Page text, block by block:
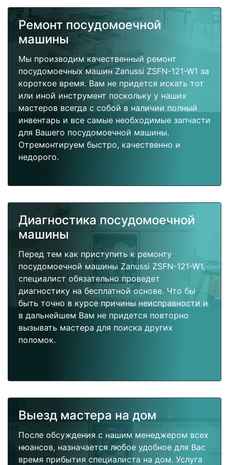
Ремонт посудомоечной
машины
Мы производим качественный ремонт
посудомоечных машин Zanussi ZSFN-121-W1 за
короткое время. Вам не придется искать тот
или иной инструмент поскольку у наших
мастеров всегда с собой в наличии полный
инвентарь и все самые необходимые запчасти
для Вашего посудомоечной машины.
Отремонтируем быстро, качественно и
недорого.
Диагностика посудомоечной
машины
Перед тем как приступить к ремонту
посудомоечной машины Zanussi ZSFN-121-W1,
специалист обязательно проведет
диагностику на бесплатной основе. Что бы
быть точно в курсе причины неисправности и
в дальнейшем Вам не придется повторно
вызывать мастера для поиска других
поломок.
Выезд мастера на дом
После обсуждения с нашим менеджером всех
нюансов, назначается любое удобное для Вас
время прибытия специалиста на дом. Услуга